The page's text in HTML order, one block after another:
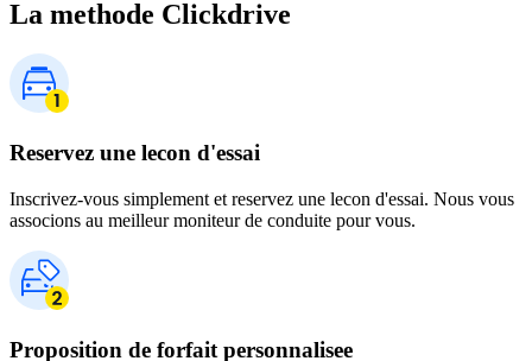
La methode Clickdrive
Reservez une lecon d'essai
Inscrivez-vous simplement et reservez une lecon d'essai. Nous vous
associons au meilleur moniteur de conduite pour vous.
Proposition de forfait personnalisee